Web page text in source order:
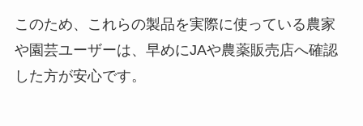
このため、これらの製品を実際に使っている農家
や園芸ユーザーは、早めにJAや農薬販売店へ確認
した方が安心です。